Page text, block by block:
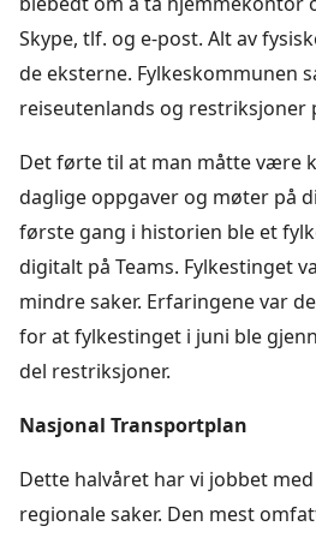
Skype, tlf. og e-post. Alt av
de eksterne. Fylkeskommunen
reiseutenlands og restriksjoner
Det førte til at man måtte være
daglige oppgaver og møter på
første gang i historien ble et
digitalt på Teams. Fylkestinget
mindre saker. Erfaringene var
for at fylkestinget i juni ble
del restriksjoner.
Nasjonal Transportplan
Dette halvåret har vi jobbet
regionale saker. Den mest